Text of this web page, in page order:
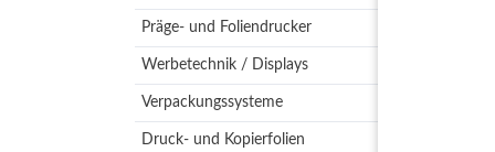
Präge- und Foliendrucker
Werbetechnik / Displays
Verpackungssysteme
Druck- und Kopierfolien